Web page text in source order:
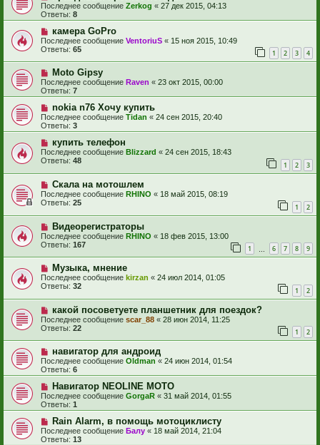
Последнее сообщение Zerkog « 27 дек 2015, 04:13
Ответы: 8
камера GoPro
Последнее сообщение VentoriuS « 15 ноя 2015, 10:49
Ответы: 65 1 2 3 4
Moto Gipsy
Последнее сообщение Raven « 23 окт 2015, 00:00
Ответы: 7
nokia n76 Хочу купить
Последнее сообщение Tidan « 24 сен 2015, 20:40
Ответы: 3
купить телефон
Последнее сообщение Blizzard « 24 сен 2015, 18:43
Ответы: 48 1 2 3
Скала на мотошлем
Последнее сообщение RHINO « 18 май 2015, 08:19
Ответы: 25 1 2
Видеорегистраторы
Последнее сообщение RHINO « 18 фев 2015, 13:00
Ответы: 167 1 6 7 8 9
Музыка, мнение
Последнее сообщение kirzan « 24 июл 2014, 01:05
Ответы: 32 1 2
какой посоветуете планшетник для поездок?
Последнее сообщение scar_88 « 28 июн 2014, 11:25
Ответы: 22 1 2
навигатор для андроид
Последнее сообщение Oldman « 24 июн 2014, 01:54
Ответы: 6
Навигатор NEOLINE MOTO
Последнее сообщение GorgaR « 31 май 2014, 01:55
Ответы: 1
Rain Alarm, в помощь мотоциклисту
Последнее сообщение Балу « 18 май 2014, 21:04
Ответы: 13